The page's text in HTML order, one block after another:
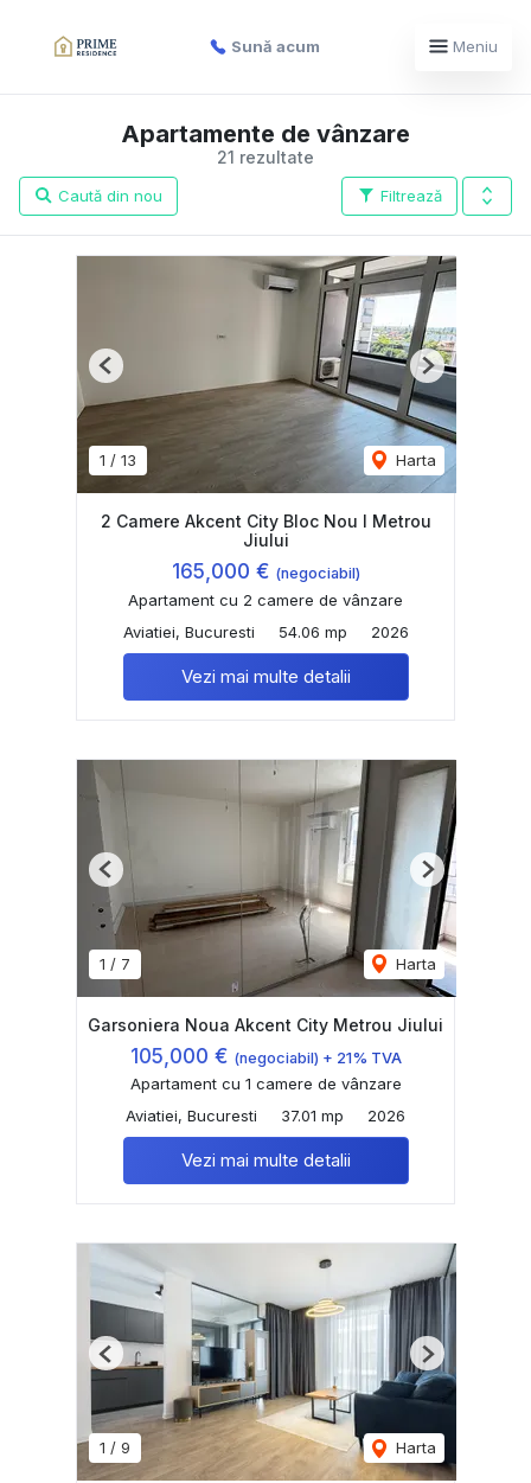
Sună acum Meniu
21 rezultate
Apartamente de vânzare
Filtrează
Caută din nou
1 / 13 Harta
Previous Next
2 Camere Akcent City Bloc Nou I Metrou
Jiului
165,000 € (negociabil)
Apartament cu 2 camere de vânzare
Aviatiei, Bucuresti
54.06 mp 2026
Vezi mai multe detalii
1 / 7 Harta
Previous Next
Garsoniera Noua Akcent City Metrou Jiului
105,000 € (negociabil) + 21% TVA
Apartament cu 1 camere de vânzare
Aviatiei, Bucuresti
37.01 mp 2026
Vezi mai multe detalii
1 / 9 Harta
Previous Next